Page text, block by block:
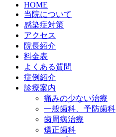
HOME
当院について
感染症対策
アクセス
院長紹介
料金表
よくある質問
症例紹介
診療案内
痛みの少ない治療
一般歯科、予防歯科
歯周病治療
矯正歯科